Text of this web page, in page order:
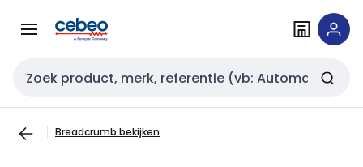
naar
naar
Zoekveld invoer
Breadcrumb bekijken